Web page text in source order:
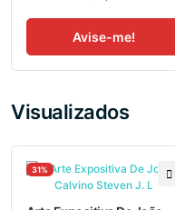
Avise-me!
Visualizados
31%